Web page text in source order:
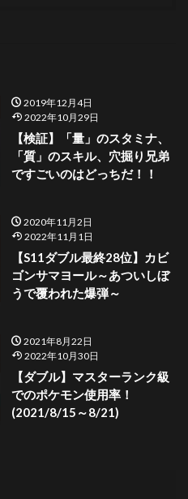
2019年12月4日
2022年10月29日
【検証】「量」のスタミナ、
「質」のスキル、穴掘り兄弟
ですごいのはどっちだ！！
2020年11月2日
2022年11月1日
【S11ダブル最終28位】カビ
ゴンサマヨール～あついしぼ
うで覆われた爆弾～
2021年8月22日
2022年10月30日
【ダブル】マスターランク級
でのポケモン使用率！
(2021/8/15～8/21)